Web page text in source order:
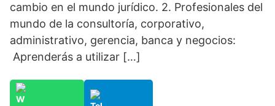
cambio en el mundo jurídico. 2. Profesionales del
mundo de la consultoría, corporativo,
administrativo, gerencia, banca y negocios:
Aprenderás a utilizar […]